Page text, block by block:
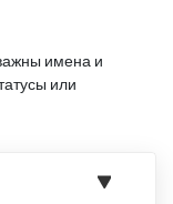
имена и
или